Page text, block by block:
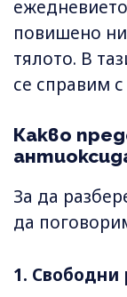
повишено
тялото. В
се справим с
Какво
За да
да
1. Свободни